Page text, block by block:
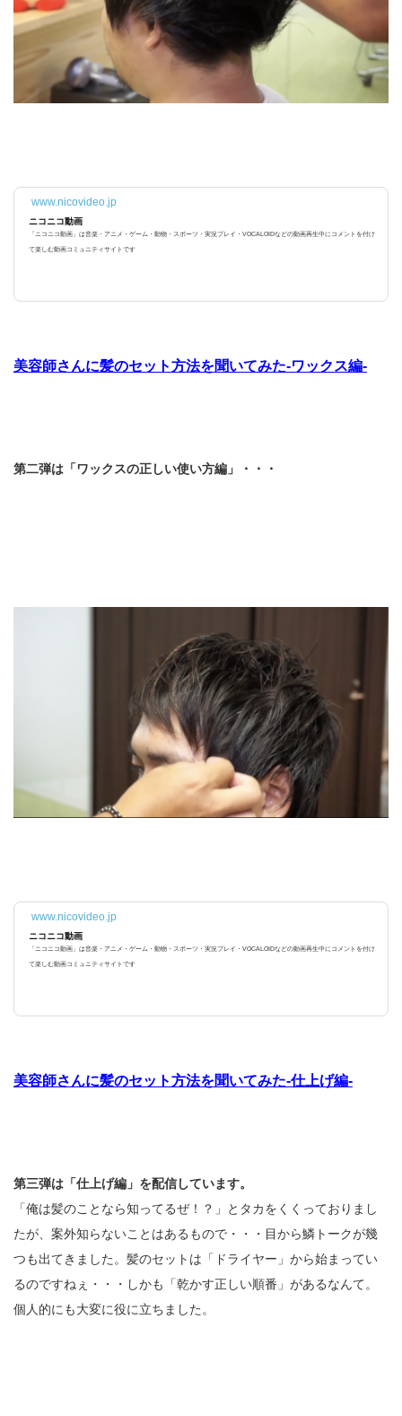
www.nicovideo.jp
ニコニコ動画
「ニコニコ動画」は音楽・アニメ・ゲーム・動物・スポーツ・実況プレイ・VOCALOIDなどの動画再生中にコメントを付け
て楽しむ動画コミュニティサイトです
美容師さんに髪のセット方法を聞いてみた-ワックス編-
第二弾は「ワックスの正しい使い方編」・・・
www.nicovideo.jp
ニコニコ動画
「ニコニコ動画」は音楽・アニメ・ゲーム・動物・スポーツ・実況プレイ・VOCALOIDなどの動画再生中にコメントを付け
て楽しむ動画コミュニティサイトです
美容師さんに髪のセット方法を聞いてみた-仕上げ編-
第三弾は「仕上げ編」を配信しています。
「俺は髪のことなら知ってるぜ！？」とタカをくくっておりまし
たが、案外知らないことはあるもので・・・目から鱗トークが幾
つも出てきました。髪のセットは「ドライヤー」から始まってい
るのですねぇ・・・しかも「乾かす正しい順番」があるなんて。
個人的にも大変に役に立ちました。